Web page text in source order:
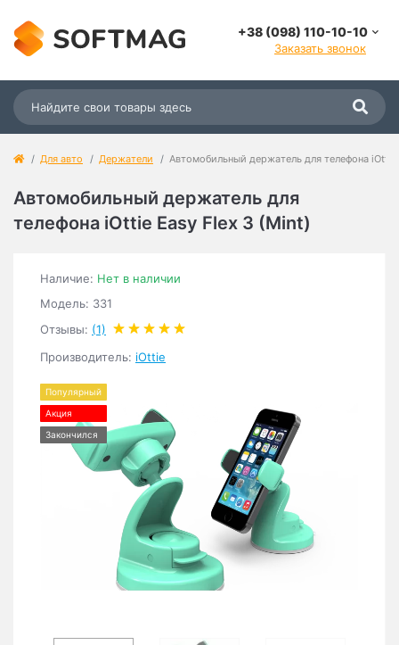
+38 (098) 110-10-10
Заказать звонок
Для авто Держатели Автомобильный держатель для телефона
Автомобильный держатель для
телефона iOttie Easy Flex 3 (Mint)
Наличие: Нет в наличии
Модель: 331
Отзывы: (1)
Производитель: iOttie
Популярный
Акция
Закончился